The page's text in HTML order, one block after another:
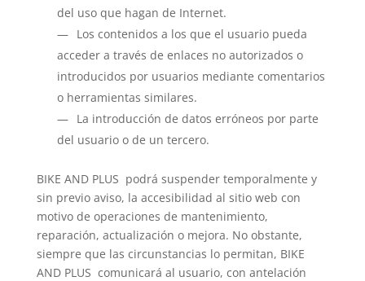
del uso que hagan de Internet.
Los contenidos a los que el usuario pueda
acceder a través de enlaces no autorizados o
introducidos por usuarios mediante comentarios
o herramientas similares.
La introducción de datos erróneos por parte
del usuario o de un tercero.
BIKE AND PLUS podrá suspender temporalmente y
sin previo aviso, la accesibilidad al sitio web con
motivo de operaciones de mantenimiento,
reparación, actualización o mejora. No obstante,
siempre que las circunstancias lo permitan, BIKE
AND PLUS comunicará al usuario, con antelación